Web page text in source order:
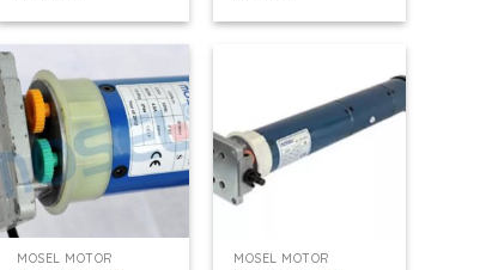
+
MOSEL MOTOR MOSEL MOTOR